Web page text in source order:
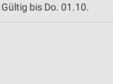
Gültig bis Do. 01.10.